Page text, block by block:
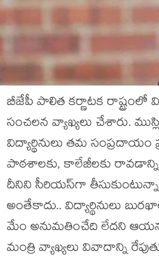
బీజేపీ పాలిత క‌ర్ణాట‌క రాష్ట్రంలో
సంచ‌ల‌న వ్యాఖ్య‌లు చేశారు.
విద్యార్థినులు త‌మ సంప్ర‌దాయం
పాఠ‌శాల‌కు, కాలేజీల‌కు రావడాన్ని
దీనిని సీరియ‌స్‌గా
అంతేకాదు.. విద్యార్థినులు
మేం అనుమ‌తించేది లేద‌ని ఆయ‌న
మంత్రి వ్యాఖ్య‌లు వివాదాన్ని